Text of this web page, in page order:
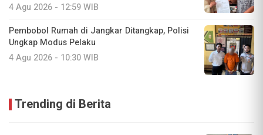
4 Agu 2026 - 12:59 WIB
Pembobol Rumah di Jangkar Ditangkap, Polisi
Ungkap Modus Pelaku
4 Agu 2026 - 10:30 WIB
Trending di Berita